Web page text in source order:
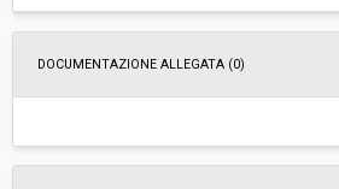
DOCUMENTAZIONE ALLEGATA (0)